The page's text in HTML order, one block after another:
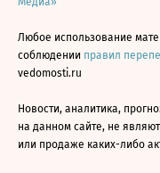
Любое использование
соблюдении правил
vedomosti.ru
Новости, аналитика,
на данном сайте, не
или продаже каких-либо